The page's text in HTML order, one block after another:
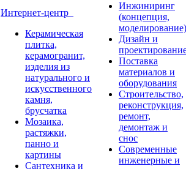
Интернет-центр
Керамическая
плитка,
керамогранит,
изделия из
натурального и
искусственного
камня,
брусчатка
Мозаика,
растяжки,
панно и
картины
Сантехника и
Инжиниринг
(концепция,
моделирование)
Дизайн и
Поставка
материалов и
оборудования
Строительство,
реконструкция,
ремонт,
демонтаж и
снос
Современные
инженерные и